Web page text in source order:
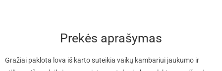
Prekės aprašymas
Gražiai paklota lova iš karto suteikia vaikų kambariui jaukumo ir